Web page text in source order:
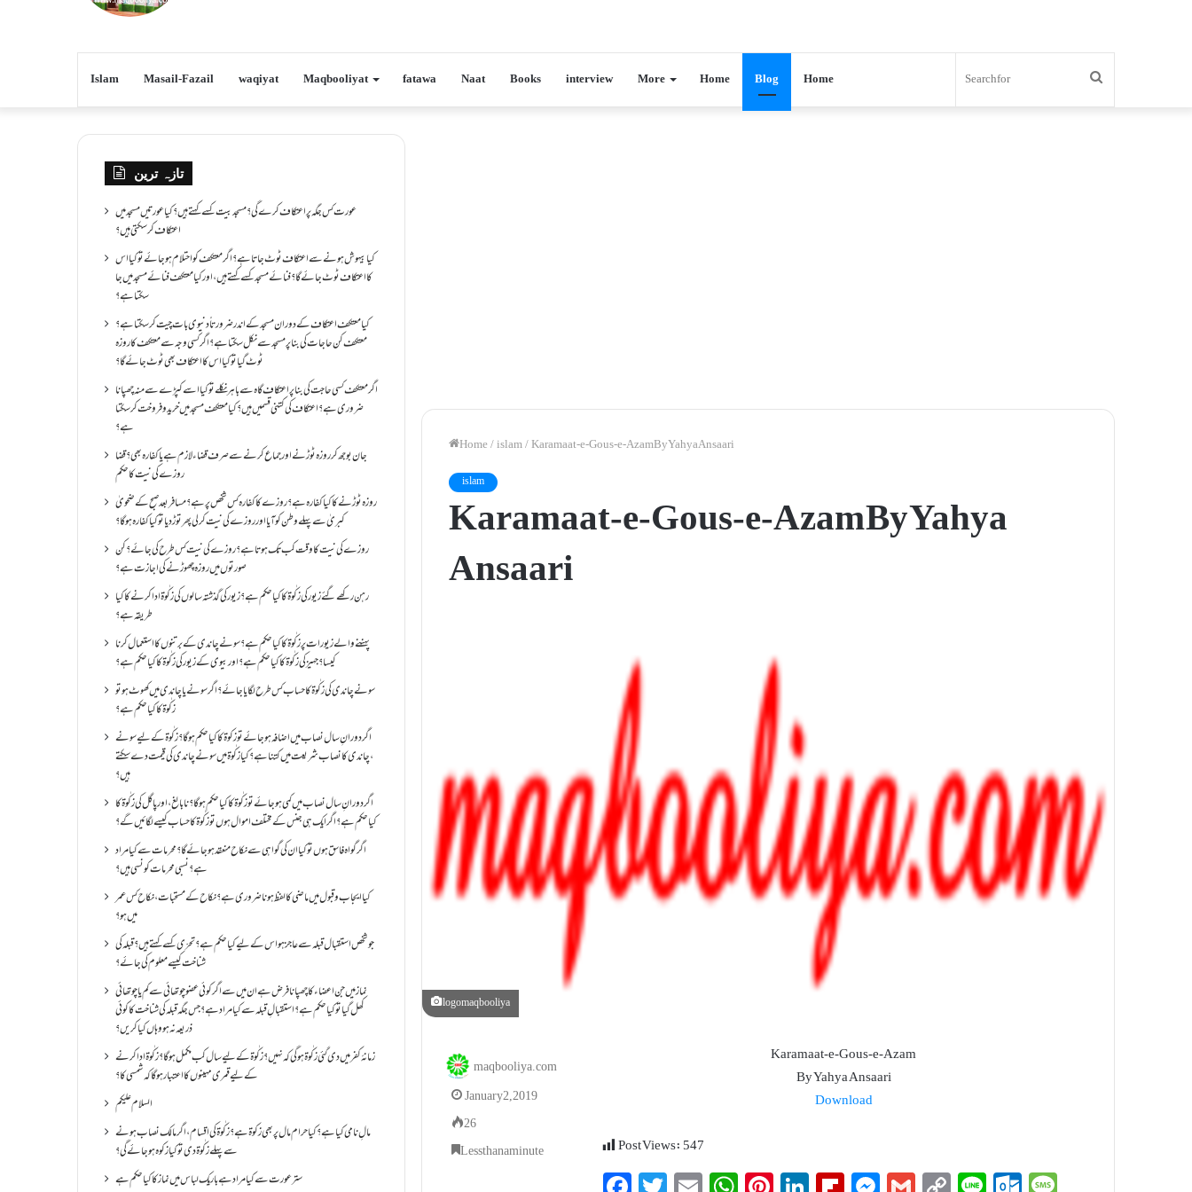
Islam Masail-Fazail waqiyat Maqbooliyat fatawa Naat Books interview More Home Blog Home
Home/islam/Karamaat-e-Gous-e-Azam By Yahya Ansaari
islam
Karamaat-e-Gous-e-Azam By Yahya
Ansaari
logomaqbooliya
Karamaat-e-Gous-e-Azam
By Yahya Ansaari
Download
Post Views:547
maqbooliya.com
January 2, 2019
26
Less than a minute
تازہ ترین
عورت کس جگہ پر اعتکاف کرے گی؟مسجد بیت کسے کہتے ہیں؟کیا عورتیں مسجد میں
اعتکاف کر سکتی ہیں؟
کیا بیہوش ہونے سے اعتکاف ٹوٹ جاتا ہے؟ اگر معتکف کو احتلام ہو جائے تو کیا اس
کا اعتکاف ٹوٹ جائے گا؟فنائے مسجد کسے کہتے ہیں ، اور کیا معتکف فنائے مسجد میں جا
سکتا ہے؟
کیا معتکف اعتکاف کے دوران مسجد کے اندر ضرورتاً دنیوی بات چیت کر سکتا ہے؟
معتکف کن حاجات کی بنا پر مسجد سے نکل سکتا ہے؟ اگر کسی وجہ سے معتکف کا روزہ
ٹوٹ گیا تو کیا اس کا اعتکاف بھی ٹوٹ جائے گا؟
اگر معتکف کسی حاجت کی بنا پر اعتکاف گاہ سے باہر نکلے تو کیا اسے کپڑے سے منہ چھپانا
ضروری ہے؟اعتکاف کی کتنی قسمیں ہیں؟کیا معتکف مسجد میں خرید و فروخت کر سکتا
ہے؟
جان بوجھ کر روزہ ٹوڑنے اور جماع کرنے سے صرف قضاء لازم ہے یا کفارہ بھی؟ قضا
روزے کی نیت کا حکم
روزہ ٹوڑنے کا کیا کفارہ ہے؟روزے کا کفارہ کس شخص پر ہے؟ مسافر بعد صبح کے ضحویٰ
کبریٰ سے پہلے وطن کو آیا اور روزے کی نیت کر لی پھر توڑ دیا تو کیا کفارہ ہو گا؟
روزے کی نیت کا وقت کب تک ہوتا ہے؟ روزے کی نیت کس طرح کی جائے؟ کن
صورتوں میں روزہ چھوڑنے کی اجازت ہے؟
رہن رکھے گئے زیور کی زکٰوۃ کا کیا حکم ہے؟زیور کی گذشتہ سالوں کی زکٰوۃ ادا کرنے کا کیا
طریقہ ہے؟
پہننے والے زیورات پر زکٰوۃ کا کیا حکم ہے؟ سونے چاندی کے برتنوں کا استعمال کرنا
کیسا؟ جہیز کی زکٰوۃ کا کیا حکم ہے؟ اور بیوی کے زیور کی زکٰوۃ کا کیا حکم ہے؟
سونے چاندی کی زکٰوۃ کا حساب کس طرح لگایا جائے؟ اگر سونے یا چاندی میں کھوٹ ہو تو
زکٰوۃ کا کیا حکم ہے؟
اگر دورانِ سال نصاب میں اضافہ ہو جائے تو زکوۃ کا کیا حکم ہو گا؟ زکٰوۃ کے لیے سونے
،چاندی کا نصاب شریعت میں کتنا ہے؟ کیا زکٰوۃ میں سونے چاندی کی قیمت دے سکتے
ہیں؟
اگر دورانِ سال نصاب میں کمی ہو جائے تو زکٰوۃ کا کیا حکم ہو گا؟ نا بالغ ، اور پاگل کی زکٰوۃ کا
کیا حکم ہے؟ اگر ایک ہی جنس کے مختلف اموال ہوں تو زکٰوۃ کا حساب کیسے لگائیں گے؟
اگر گواہ فاسق ہوں تو کیا ان کی گواہی سے نکاح منعقد ہو جائے گا؟ محرمات سے کیا مراد
ہے؟ نسبی محرمات کونسی ہیں؟
کیا ایجاب و قبول میں ماضی کا لفظ ہونا ضروری ہے؟ نکاح کے مستحبات، نکاح کس عمر
میں ہو؟
جو شخص استقبال قبلہ سے عاجز ہو اس کے لیے کیا حکم ہے؟ تحرّی کسے کہتے ہیں؟ قبلہ کی
شناخت کیسے معلوم کی جائے؟
نماز میں جن اعضاء کا چھپانا فرض ہے ان میں سے اگر کوئی عضو چوتھائی سے کم یا چوتھائی
کھل گیا تو کیا حکم ہے؟استقبالِ قبلہ سے کیا مراد ہے؟جس جگہ قبلہ کی شناخت کا کوئی
ذریعہ نہ ہو وہاں کیا کریں؟
زمانۂ کفر میں دی گئی زکٰوۃ ہو گی کہ نہیں؟زکٰوۃ کے لیے سال کب مکمل ہو گا؟زکٰوۃ ادا کرنے
کے لیے قمری مہینوں کا اعتبار ہو گا کہ شمسی کا؟
السلام علیکم
مالِ نامی کیا ہے؟ کیا حرام مال پر بھی زکوۃ ہے؟ زکٰوۃ کی اقسام ،اگر مالک نصاب ہونے
سے پہلے زکٰوۃ دی تو کیا زکوه ہو جائےگی؟
ستر عورت سے کیا مراد ہے باریک لباس میں نماز کا کیا حکم ہے